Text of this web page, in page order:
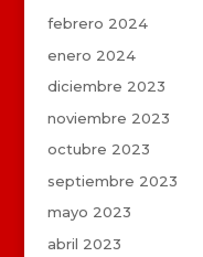
febrero 2024
enero 2024
diciembre 2023
noviembre 2023
octubre 2023
septiembre 2023
mayo 2023
abril 2023